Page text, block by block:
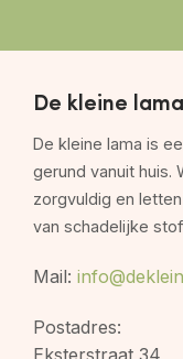
De kleine lama
De kleine lama is
gerund vanuit huis.
zorgvuldig en
van schadelijke
Mail:
Postadres:
Eksterstraat 34